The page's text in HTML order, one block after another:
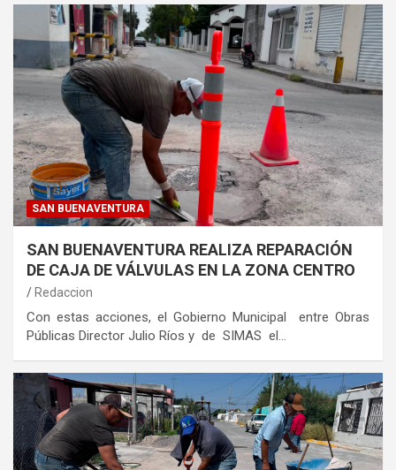
SAN BUENAVENTURA
SAN BUENAVENTURA REALIZA REPARACIÓN
DE CAJA DE VÁLVULAS EN LA ZONA CENTRO
Redaccion
Con estas acciones, el Gobierno Municipal entre Obras
Públicas Director Julio Ríos y de SIMAS el…